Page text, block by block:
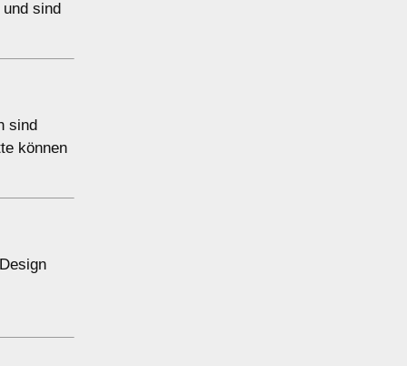
sind
sind
können